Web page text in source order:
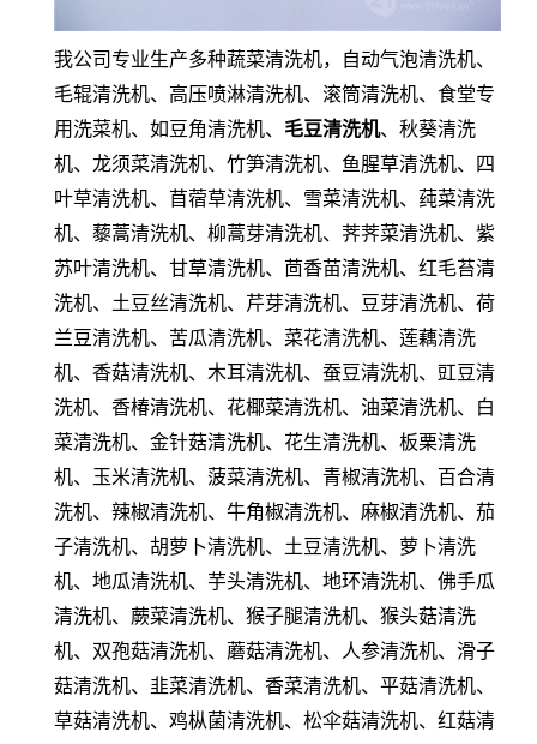
我公司专业生产多种蔬菜清洗机，自动气泡清洗机、
毛辊清洗机、高压喷淋清洗机、滚筒清洗机、食堂专
用洗菜机、如豆角清洗机、 毛豆清洗机、秋葵清洗
机、龙须菜清洗机、竹笋清洗机、鱼腥草清洗机、四
叶草清洗机、苜蓿草清洗机、雪菜清洗机、莼菜清洗
机、藜蒿清洗机、柳蒿芽清洗机、荠荠菜清洗机、紫
苏叶清洗机、甘草清洗机、茴香苗清洗机、红毛苔清
洗机、土豆丝清洗机、芹芽清洗机、豆芽清洗机、荷
兰豆清洗机、苦瓜清洗机、菜花清洗机、莲藕清洗
机、香菇清洗机、木耳清洗机、蚕豆清洗机、豇豆清
洗机、香椿清洗机、花椰菜清洗机、油菜清洗机、白
菜清洗机、金针菇清洗机、花生清洗机、板栗清洗
机、玉米清洗机、菠菜清洗机、青椒清洗机、百合清
洗机、辣椒清洗机、牛角椒清洗机、麻椒清洗机、茄
子清洗机、胡萝卜清洗机、土豆清洗机、萝卜清洗
机、地瓜清洗机、芋头清洗机、地环清洗机、佛手瓜
清洗机、蕨菜清洗机、猴子腿清洗机、猴头菇清洗
机、双孢菇清洗机、蘑菇清洗机、人参清洗机、滑子
菇清洗机、韭菜清洗机、香菜清洗机、平菇清洗机、
草菇清洗机、鸡枞菌清洗机、松伞菇清洗机、红菇清